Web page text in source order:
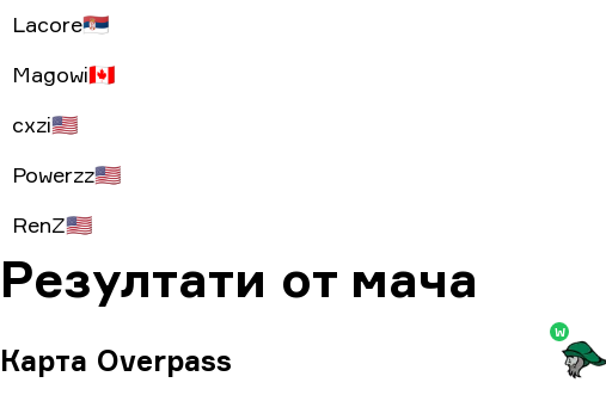
Lacore🇷🇸
Magowi🇨🇦
cxzi🇺🇸
Powerzz🇺🇸
RenZ🇺🇸
Резултати от мача
Карта Overpass
W